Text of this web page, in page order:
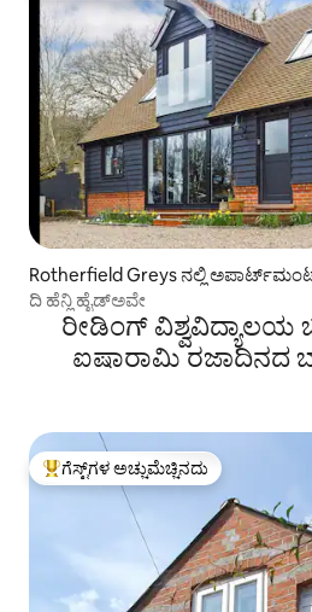
Rotherfield Greys ನಲ್ಲಿ
ದಿ ಹೆನ್ಲಿ ಹೈಡ್‌ಅವೇ
ರೀಡಿಂಗ್
ಐಷಾರಾಮಿ ರಜಾದಿನದ
ಗೆಸ್ಟ್‌ಗಳಿಗೆ ಅತಿ ಹೆಚ್ಚು ಅಚ್ಚುಮೆಚ್ಚಿನದು
ಗೆಸ್ಟ್‌ಗಳ ಅಚ್ಚುಮೆಚ್ಚಿನದು